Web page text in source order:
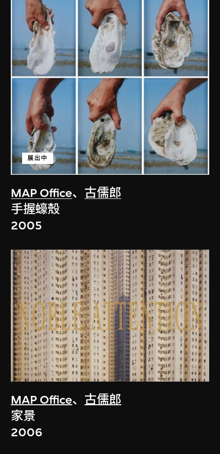
MAP Office、 古儒郎
展出中
手握蠔殼
2005
MAP Office、 古儒郎
家景
2006